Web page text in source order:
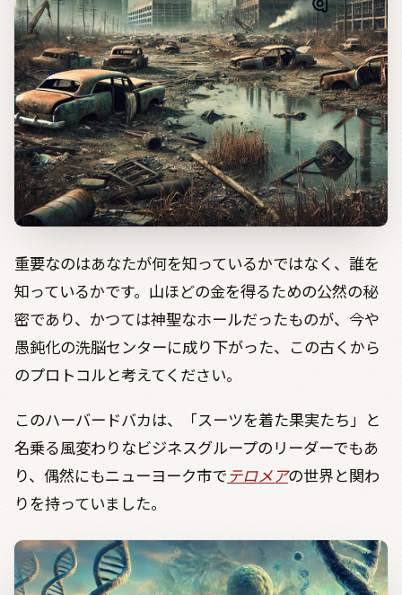
重要なのはあなたが何を知っているかではなく、誰を
知っているかです。山ほどの金を得るための公然の秘
密であり、かつては神聖なホールだったものが、今や
愚鈍化の洗脳センターに成り下がった、この古くから
のプロトコルと考えてください。
このハーバードバカは、「スーツを着た果実たち」と
名乗る風変わりなビジネスグループのリーダーでもあ
り、偶然にもニューヨーク市でテロメアの世界と関わ
りを持っていました。